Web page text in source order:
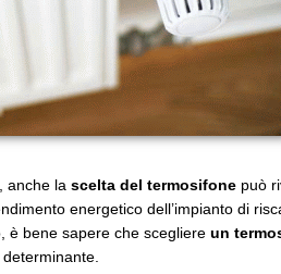
, anche la scelta del termosifone può
energetico dell’impianto di
è bene sapere che scegliere un